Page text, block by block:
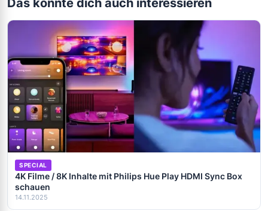
Das könnte dich auch interessieren
SPECIAL
4K Filme / 8K Inhalte mit Philips Hue Play HDMI Sync Box
schauen
14.11.2025